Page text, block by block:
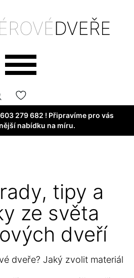
279 682 ! Připravíme pro vás
nabídku na míru.
tipy a
ze světa
dveří
dveře? Jaký zvolit materiál